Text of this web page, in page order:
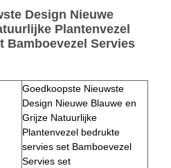
Design Nieuwe
Plantenvezel
Bamboevezel Servies
Goedkoopste Nieuwste
Design Nieuwe Blauwe en
Grijze Natuurlijke
Plantenvezel bedrukte
servies set Bamboevezel
Servies set